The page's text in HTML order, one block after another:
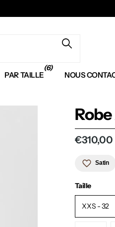
PAR TAILLE
(6)
NOUS
€310,00
Satin
Taille
XXS - 32